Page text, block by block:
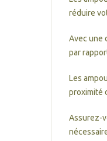
réduire
Avec une
par
Les
proximité
Assurez-